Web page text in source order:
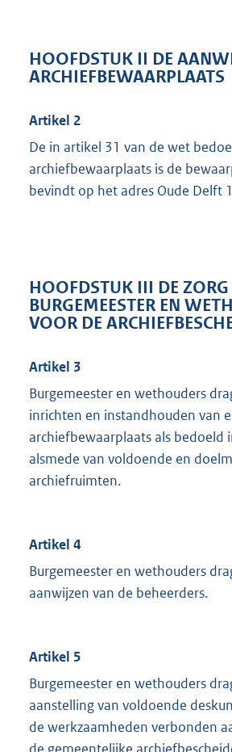
HOOFDSTUK II DE
ARCHIEFBEWAARPLAATS
Artikel 2
De in artikel 31 van de wet
archiefbewaarplaats is de
bevindt op het adres Oude Delft
HOOFDSTUK III DE
BURGEMEESTER EN
VOOR DE
Artikel 3
Burgemeester en wethouders
inrichten en instandhouden van
archiefbewaarplaats als bedoeld
alsmede van voldoende en
archiefruimten.
Artikel 4
Burgemeester en wethouders
aanwijzen van de beheerders.
Artikel 5
Burgemeester en wethouders
aanstelling van voldoende
de werkzaamheden verbonden